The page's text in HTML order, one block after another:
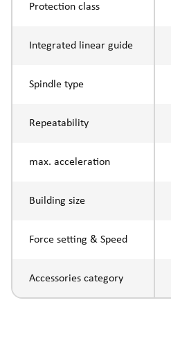
Protection class
Integrated linear guide
Spindle type
Repeatability
max. acceleration
Building size
Force setting & Speed
Accessories category